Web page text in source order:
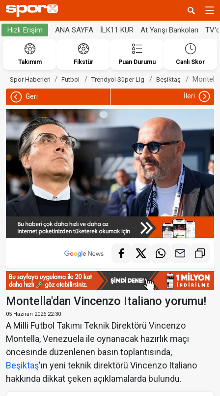
Hızlı Erişim ANA SAYFA İLK11 KUR At Yarışı Bankoları
Takımım Fikstür Puan Durumu Canlı Skor
Spor Haberleri Futbol Trendyol Süper Lig Beşiktaş
Geri İleri
Montella'dan Vincenzo Italiano yorumu!
05 Haziran 2026 22:30
A Milli Futbol Takımı Teknik Direktörü Vincenzo
Montella, Venezuela ile oynanacak hazırlık maçı
öncesinde düzenlenen basın toplantısında,
Beşiktaş'ın yeni teknik direktörü Vincenzo Italiano
hakkında dikkat çeken açıklamalarda bulundu.